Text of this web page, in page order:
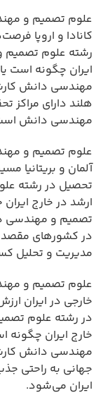
علوم تصمیم و
کانادا و اروپا
رشته علوم تصمیم
ایران چگونه است
مهندسی دانش
هلند دارای مراکز
مهندسی دانش
علوم تصمیم و
آلمان و بریتانیا
تحصیل در رشته
ارشد در خارج
تصمیم و مهندسی
در کشورهای
مدیریت و تحلیل
علوم تصمیم و
خارجی در ایران
در رشته علوم
خارج ایران
مهندسی دانش
جهانی به راحتی
ایران می‌شود.